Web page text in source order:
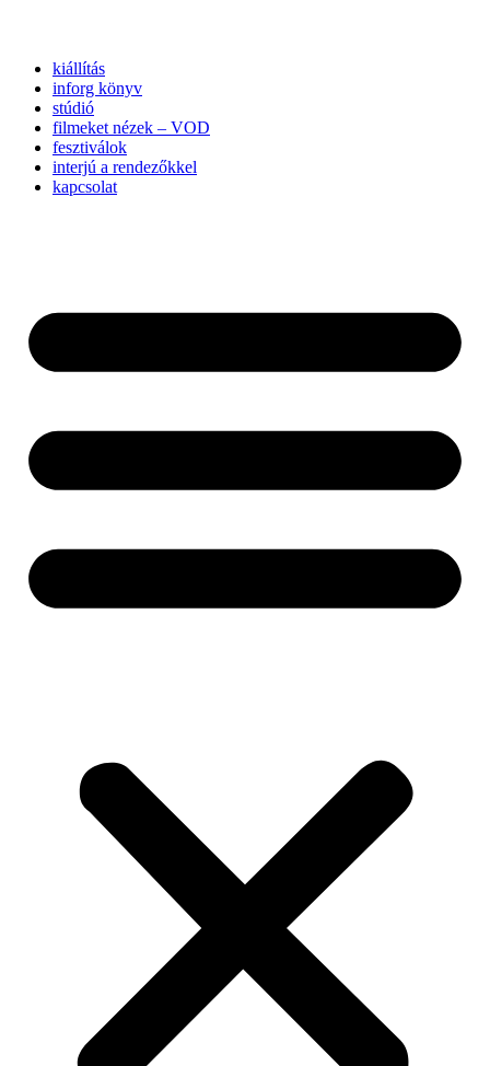
kiállítás
inforg könyv
stúdió
filmeket nézek – VOD
fesztiválok
interjú a rendezőkkel
kapcsolat